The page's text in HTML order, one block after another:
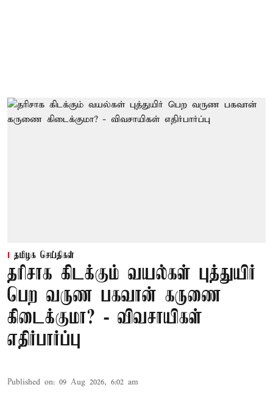
தமிழக செய்திகள்
தரிசாக கிடக்கும் வயல்கள் புத்துயிர்
பெற வருண பகவான் கருணை
கிடைக்குமா? - விவசாயிகள்
எதிர்பார்ப்பு
Published on: 09 Aug 2026, 6:02 am